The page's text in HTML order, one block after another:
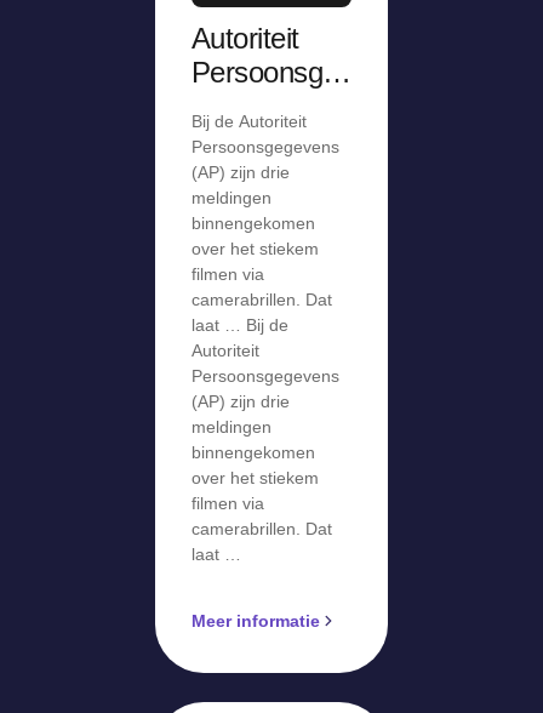
Autoriteit
Persoonsge
meldingen
over stiekem
filmen via
camerabril
Bij de Autoriteit
Persoonsgegevens
(AP) zijn drie
meldingen
binnengekomen
over het stiekem
filmen via
camerabrillen. Dat
laat … Bij de
Autoriteit
Persoonsgegevens
(AP) zijn drie
meldingen
binnengekomen
over het stiekem
filmen via
camerabrillen. Dat
laat …
Meer informatie